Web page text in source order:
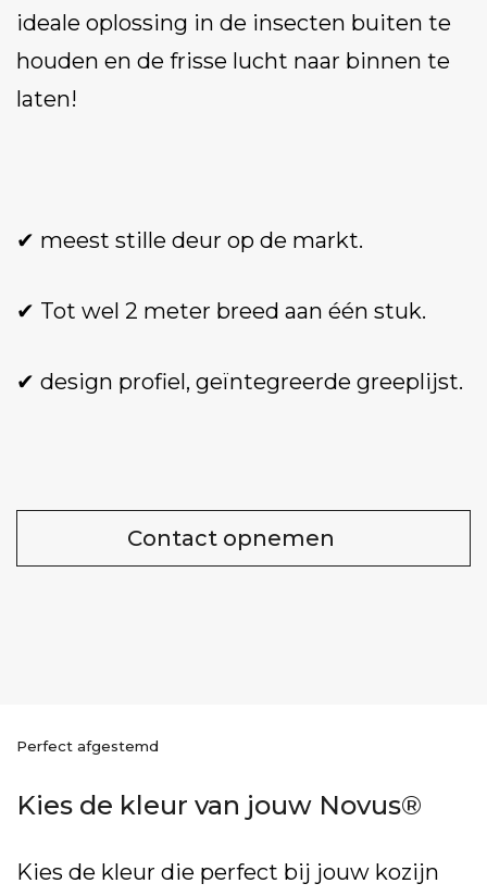
ideale oplossing in de insecten buiten te
houden en de frisse lucht naar binnen te
laten!
✔ meest stille deur op de markt.
✔ Tot wel 2 meter breed aan één stuk.
✔ design profiel, geïntegreerde greeplijst.
Contact opnemen
Perfect afgestemd
Kies de kleur van jouw Novus®
Kies de kleur die perfect bij jouw kozijn